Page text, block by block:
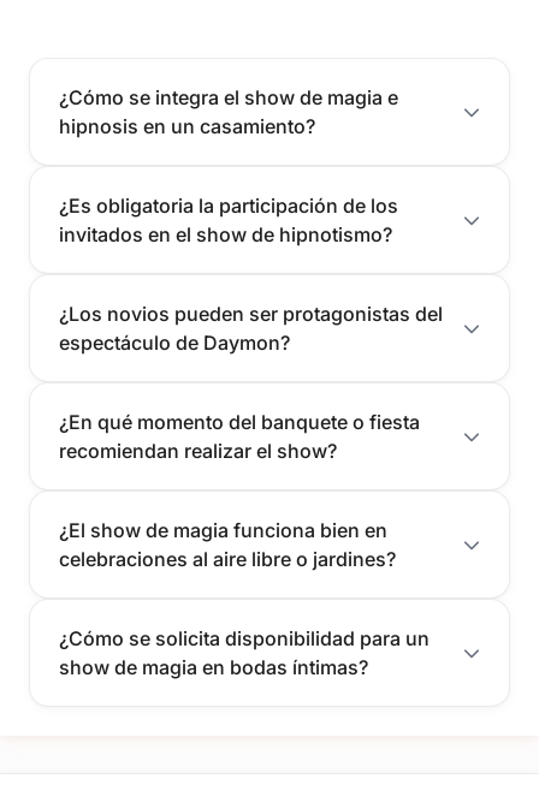
¿Cómo se integra el show de magia e
hipnosis en un casamiento?
¿Es obligatoria la participación de los
invitados en el show de hipnotismo?
¿Los novios pueden ser protagonistas del
espectáculo de Daymon?
¿En qué momento del banquete o fiesta
recomiendan realizar el show?
¿El show de magia funciona bien en
celebraciones al aire libre o jardines?
¿Cómo se solicita disponibilidad para un
show de magia en bodas íntimas?